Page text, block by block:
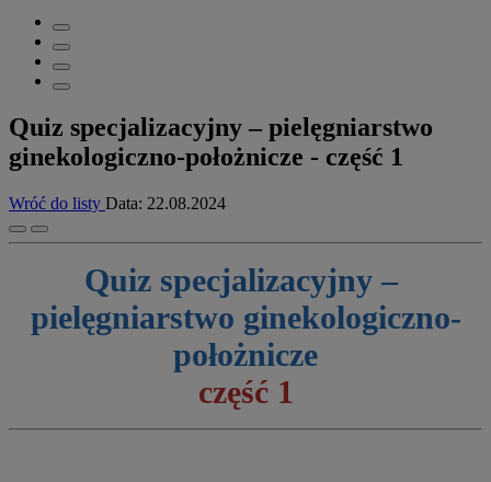
Quiz specjalizacyjny – pielęgniarstwo
ginekologiczno-położnicze - część 1
Wróć do listy Data: 22.08.2024
Quiz specjalizacyjny –
pielęgniarstwo ginekologiczno-
położnicze
część 1